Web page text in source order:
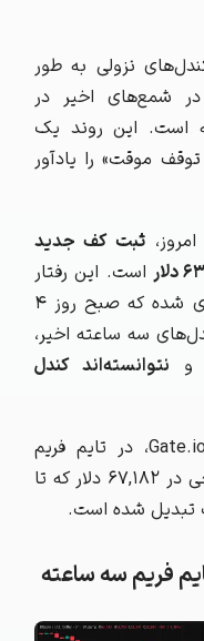
نزولی به طور
در شمع‌های اخیر در
یافته است. این روند یک
موقت» را یادآور
ثبت کف جدید
است. این رفتار
طبقه‌بندی شده که صبح روز ۴
سه ساعته اخیر،
و نتوانسته‌اند کندل
طبق تحلیل‌های منتشر شده در Gate.io، در تایم فریم
روزانه نیز سطح ۶۱٫۸ درصد فیبوناچی در ۶۷,۱۸۲ دلار که تا
تبدیل شده است.
فریم سه ساعته